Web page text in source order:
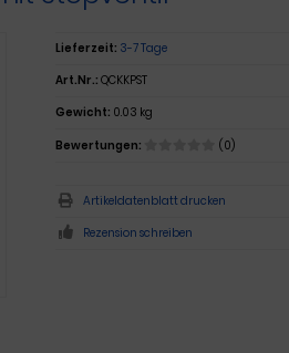
Lieferzeit: 3-7 Tage
Art.Nr.: QCKKPST
Gewicht: 0.03 kg
Bewertungen:
(0)
Artikeldatenblatt drucken
Rezension schreiben